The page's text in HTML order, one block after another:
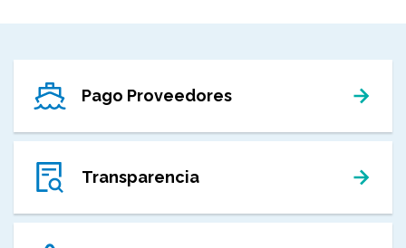
Pago Proveedores
Transparencia